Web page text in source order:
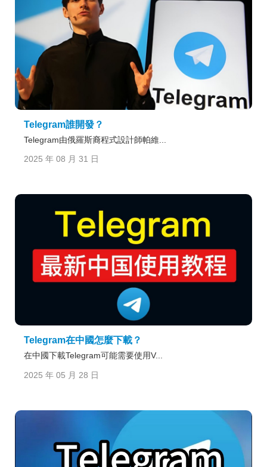
Telegram誰開發？
Telegram由俄羅斯裔程式設計師帕維...
2025 年 08 月 31 日
Telegram在中國怎麼下載？
在中國下載Telegram可能需要使用V...
2025 年 05 月 28 日